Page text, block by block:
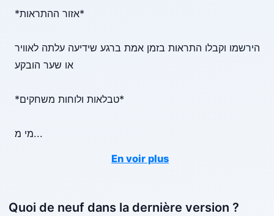
*אזור ההתראות*
הירשמו וקבלו התראות בזמן אמת ברגע שידיעה עלתה לאוויר
או שער הובקע
*טבלאות ולוחות משחקים*
מי מ...
En voir plus
Quoi de neuf dans la dernière version ?